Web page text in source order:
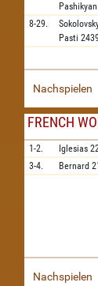
Pashikyan
8-29.
Pasti
Nachspielen
FRENCH
1-2. Iglesias
3-4.
Bernard
Nachspielen